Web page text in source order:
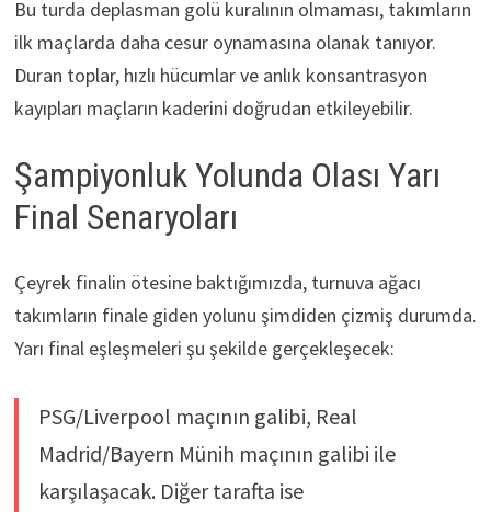
Bu turda deplasman golü kuralının olmaması, takımların
ilk maçlarda daha cesur oynamasına olanak tanıyor.
Duran toplar, hızlı hücumlar ve anlık konsantrasyon
kayıpları maçların kaderini doğrudan etkileyebilir.
Şampiyonluk Yolunda Olası Yarı
Final Senaryoları
Çeyrek finalin ötesine baktığımızda, turnuva ağacı
takımların finale giden yolunu şimdiden çizmiş durumda.
Yarı final eşleşmeleri şu şekilde gerçekleşecek:
PSG/Liverpool maçının galibi, Real
Madrid/Bayern Münih maçının galibi ile
karşılaşacak. Diğer tarafta ise